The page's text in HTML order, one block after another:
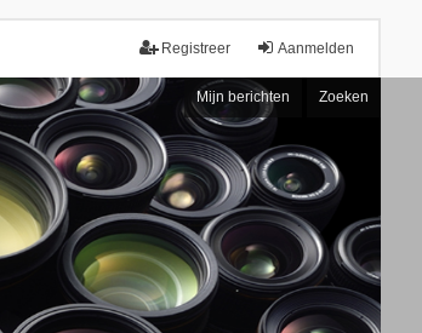
Aanmelden
Registreer
Mijn berichten Zoeken